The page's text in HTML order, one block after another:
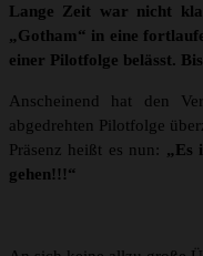
Lange Zeit war nicht
„Gotham“ in eine
einer Pilotfolge belässt.
Anscheinend hat den
abgedrehten Pilotfolge
Präsenz heißt es nun: „Es
gehen!!!“